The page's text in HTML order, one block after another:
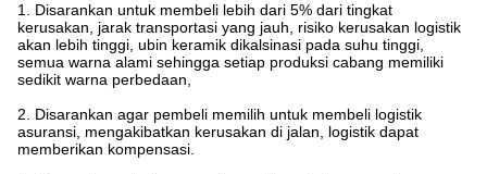
1. Disarankan untuk membeli lebih dari 5% dari tingkat
kerusakan, jarak transportasi yang jauh, risiko kerusakan logistik
akan lebih tinggi, ubin keramik dikalsinasi pada suhu tinggi,
semua warna alami sehingga setiap produksi cabang memiliki
sedikit warna perbedaan,
2. Disarankan agar pembeli memilih untuk membeli logistik
asuransi, mengakibatkan kerusakan di jalan, logistik dapat
memberikan kompensasi.